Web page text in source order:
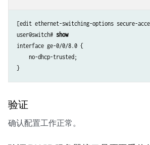
[edit ethernet-switching-options secure-
user@switch# show
interface ge-0/0/8.0 {
    no-dhcp-trusted;
验证
确认配置工作正常。